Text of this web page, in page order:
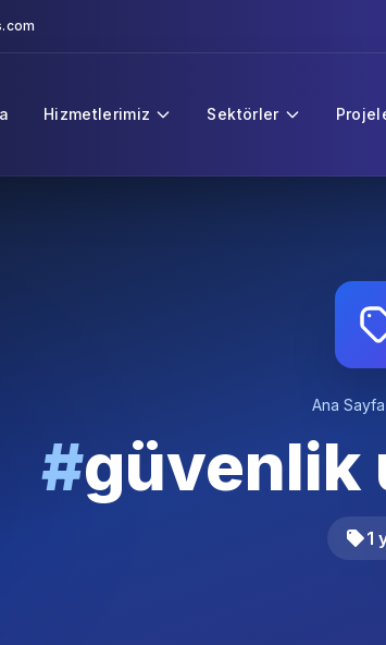
Hizmetlerimiz Sektörler
Ana Sayfa
#güvenlik
1